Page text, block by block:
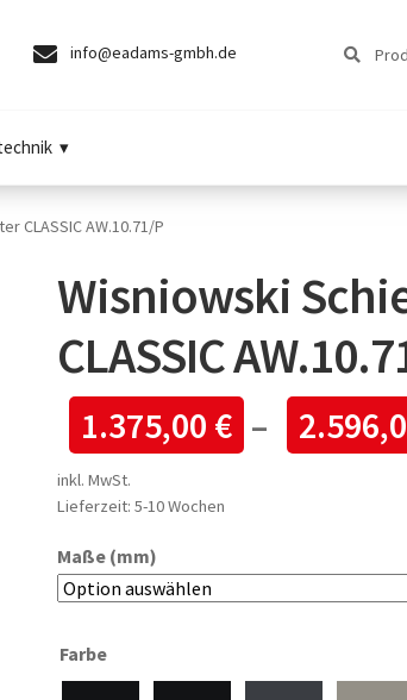
info@eadams-gmbh.de
nach:
CLASSIC AW.10.71/P
Wisniowski
CLASSIC
1.375,00 € –
inkl. MwSt.
Lieferzeit: 5-10 Wochen
Maße (mm)
Farbe